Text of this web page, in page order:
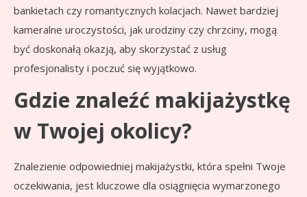
bankietach czy romantycznych kolacjach. Nawet bardziej
kameralne uroczystości, jak urodziny czy chrzciny, mogą
być doskonałą okazją, aby skorzystać z usług
profesjonalisty i poczuć się wyjątkowo.
Gdzie znaleźć makijażystkę
w Twojej okolicy?
Znalezienie odpowiedniej makijażystki, która spełni Twoje
oczekiwania, jest kluczowe dla osiągnięcia wymarzonego